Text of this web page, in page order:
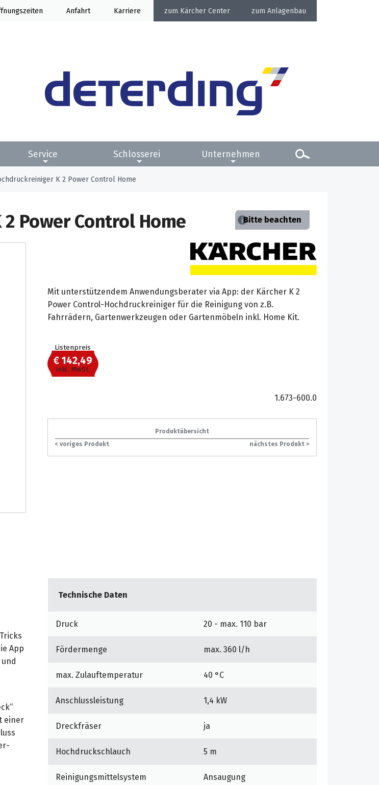
Anfahrt Karriere Kärcher Center Anlagenbau
Service Schlosserei Unternehmen
K 2 Power Control Home
Bitte beachten
2 Power Control Home
Mit unterstützendem Anwendungsberater via App: der Kärcher K 2
Power Control-Hochdruckreiniger für die Reinigung von z.B.
Fahrrädern, Gartenwerkzeugen oder Gartenmöbeln inkl. Home Kit.
Listenpreis
€ 142,49
inkl. MwSt.
1.673-600.0
Produktübersicht
< voriges Produkt
nächstes Produkt >
App
einer
Technische Daten
Druck 20 - max. 110 bar
Fördermenge max. 360 l/h
max. Zulauftemperatur 40 °C
Anschlussleistung 1,4 kW
Dreckfräser ja
Hochdruckschlauch 5 m
Reinigungsmittelsystem Ansaugung